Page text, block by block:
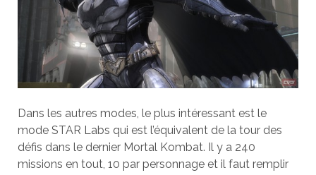
Dans les autres modes, le plus intéressant est le
mode STAR Labs qui est l’équivalent de la tour des
défis dans le dernier Mortal Kombat. Il y a 240
missions en tout, 10 par personnage et il faut remplir